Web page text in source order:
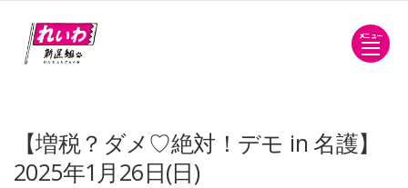
メニュー
【増税？ダメ♡絶対！デモ in 名護】
2025年1月26日(日)